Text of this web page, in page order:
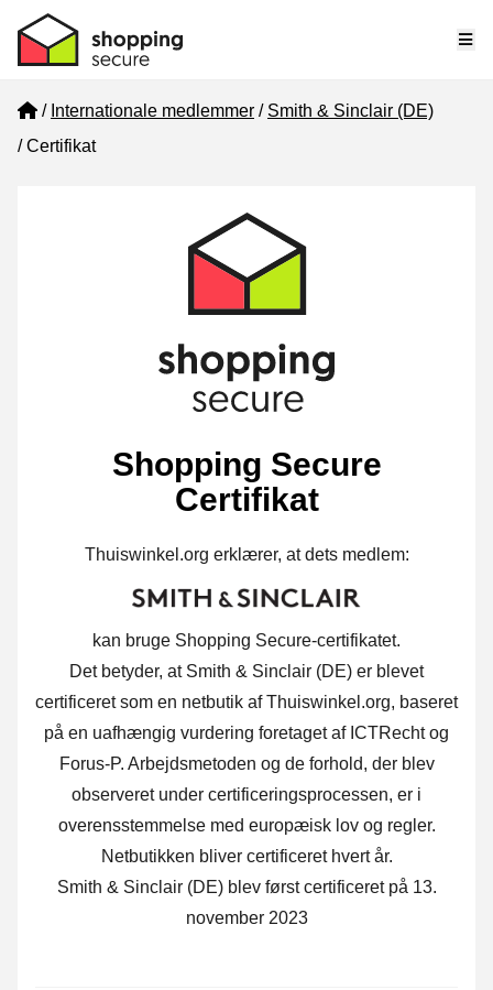
Home
Internationale medlemmer
Smith & Sinclair (DE)
Certifikat
Shopping Secure
Certifikat
Thuiswinkel.org erklærer, at dets medlem:
kan bruge Shopping Secure-certifikatet.
Det betyder, at Smith & Sinclair (DE) er blevet
certificeret som en netbutik af Thuiswinkel.org, baseret
på en uafhængig vurdering foretaget af ICTRecht og
Forus-P. Arbejdsmetoden og de forhold, der blev
observeret under certificeringsprocessen, er i
overensstemmelse med europæisk lov og regler.
Netbutikken bliver certificeret hvert år.
Smith & Sinclair (DE) blev først certificeret på 13.
november 2023